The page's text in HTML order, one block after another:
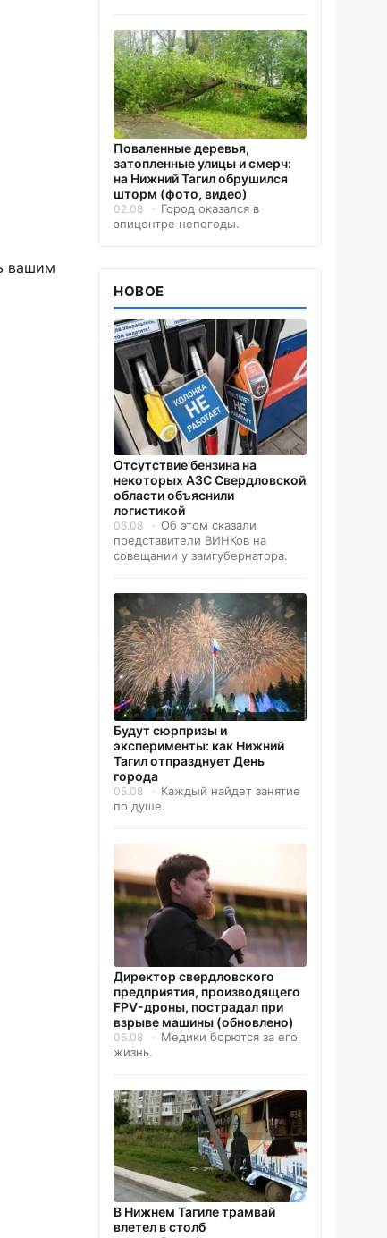
вашим
Поваленные деревья,
затопленные улицы и смерч:
на Нижний Тагил обрушился
шторм (фото, видео)
02.08
Город оказался в
эпицентре непогоды.
НОВОЕ
Отсутствие бензина на
некоторых АЗС Свердловской
области объяснили
логистикой
06.08
Об этом сказали
представители ВИНКов на
совещании у замгубернатора.
Будут сюрпризы и
эксперименты: как Нижний
Тагил отпразднует День
города
05.08
Каждый найдет занятие
по душе.
Директор свердловского
предприятия, производящего
FPV-дроны, пострадал при
взрыве машины (обновлено)
05.08
Медики борются за его
жизнь.
В Нижнем Тагиле трамвай
влетел в столб